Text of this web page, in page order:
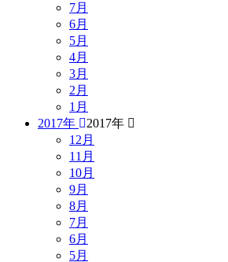
7月
6月
5月
4月
3月
2月
1月
2017年
2017年
12月
11月
10月
9月
8月
7月
6月
5月